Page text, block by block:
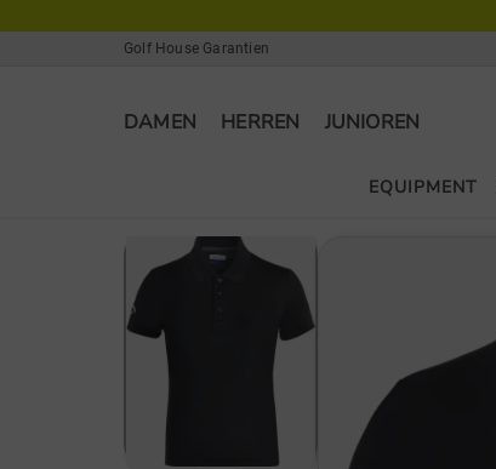
Golf House Garantien
DAMEN HERREN JUNIOREN
EQUIPMENT